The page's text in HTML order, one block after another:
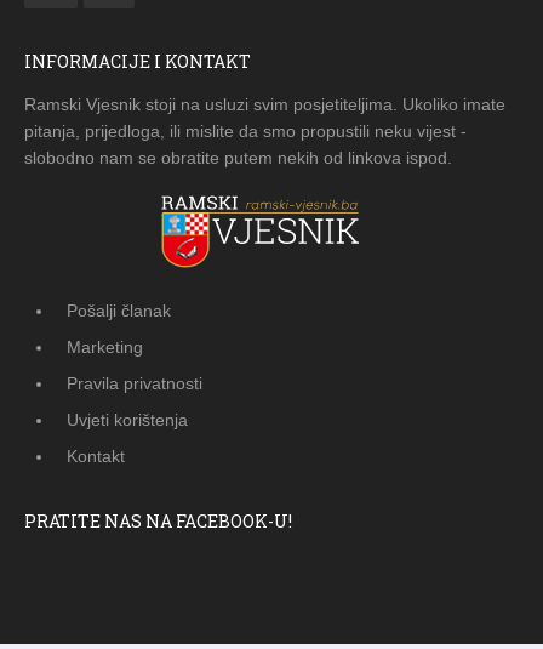
INFORMACIJE I KONTAKT
Ramski Vjesnik stoji na usluzi svim posjetiteljima. Ukoliko imate
pitanja, prijedloga, ili mislite da smo propustili neku vijest -
slobodno nam se obratite putem nekih od linkova ispod.
Pošalji članak
Marketing
Pravila privatnosti
Uvjeti korištenja
Kontakt
PRATITE NAS NA FACEBOOK-U!